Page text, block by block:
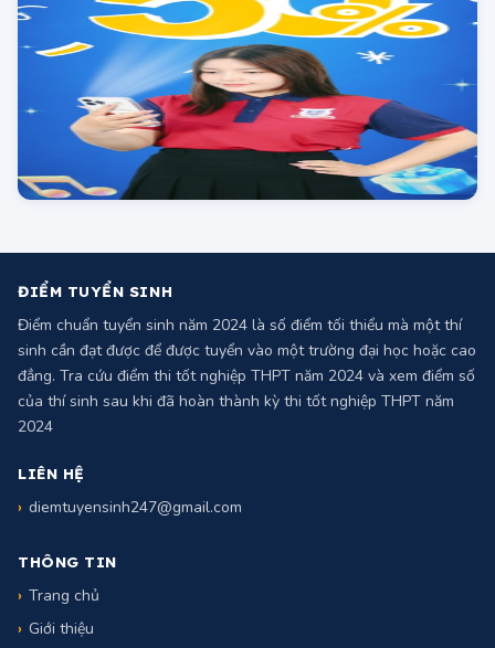
ĐIỂM TUYỂN SINH
Điểm chuẩn tuyển sinh năm 2024 là số điểm tối thiểu mà một thí
sinh cần đạt được để được tuyển vào một trường đại học hoặc cao
đẳng. Tra cứu điểm thi tốt nghiệp THPT năm 2024 và xem điểm số
của thí sinh sau khi đã hoàn thành kỳ thi tốt nghiệp THPT năm
LIÊN HỆ
THÔNG TIN
Trang chủ